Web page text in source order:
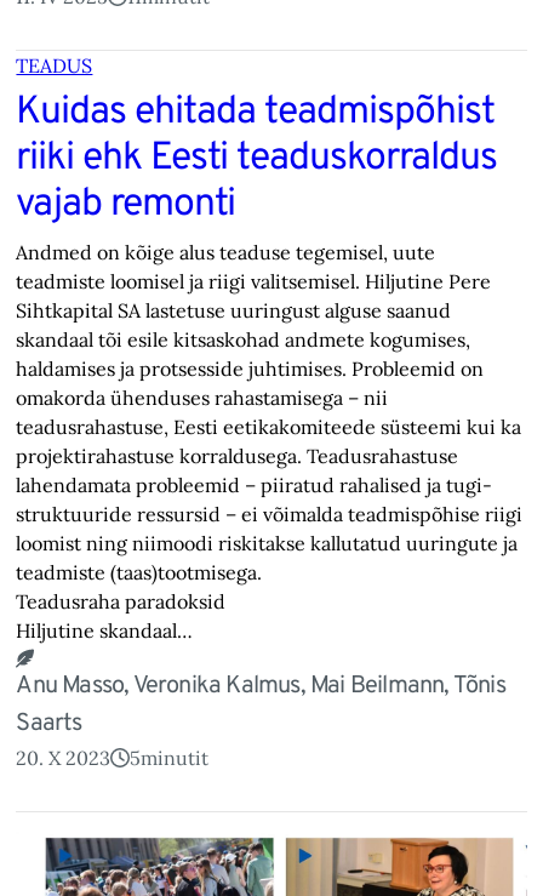
TEADUS
Kuidas ehitada teadmispõhist
riiki ehk Eesti teaduskorraldus
vajab remonti
Andmed on kõige alus teaduse tegemisel, uute
teadmiste loomisel ja riigi valitsemisel. Hiljutine Pere
Sihtkapital SA lastetuse uuringust alguse saanud
skandaal tõi esile kitsaskohad andmete kogumises,
haldamises ja protsesside juhtimises. Probleemid on
omakorda ühenduses rahastamisega – nii
teadusrahastuse, Eesti eetikakomiteede süsteemi kui ka
projektirahastuse korraldusega. Teadusrahastuse
lahendamata probleemid – piiratud rahalised ja tugi­
struktuuride ressursid – ei võimalda teadmispõhise riigi
loomist ning niimoodi riskitakse kallutatud uuringute ja
teadmiste (taas)tootmisega.
Teadusraha paradoksid
Hiljutine skandaal…
Anu Masso, Veronika Kalmus, Mai Beilmann, Tõnis
Saarts
20. X 2023 5minutit